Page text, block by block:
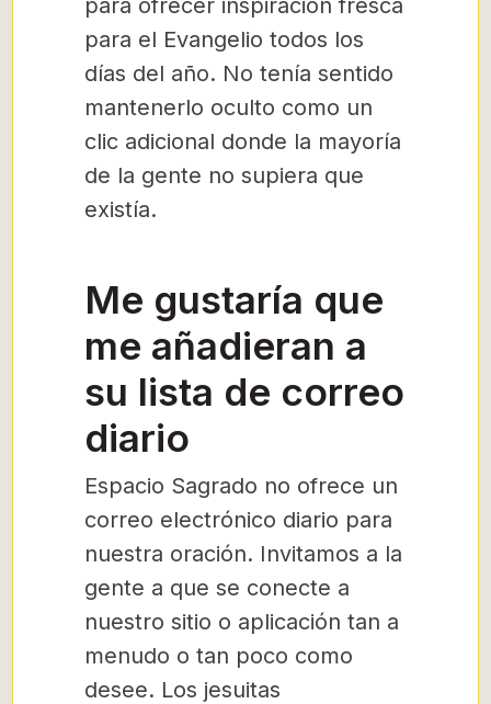
para ofrecer inspiración fresca
para el Evangelio todos los
días del año. No tenía sentido
mantenerlo oculto como un
clic adicional donde la mayoría
de la gente no supiera que
existía.
Me gustaría que
me añadieran a
su lista de correo
diario
Espacio Sagrado no ofrece un
correo electrónico diario para
nuestra oración. Invitamos a la
gente a que se conecte a
nuestro sitio o aplicación tan a
menudo o tan poco como
desee. Los jesuitas